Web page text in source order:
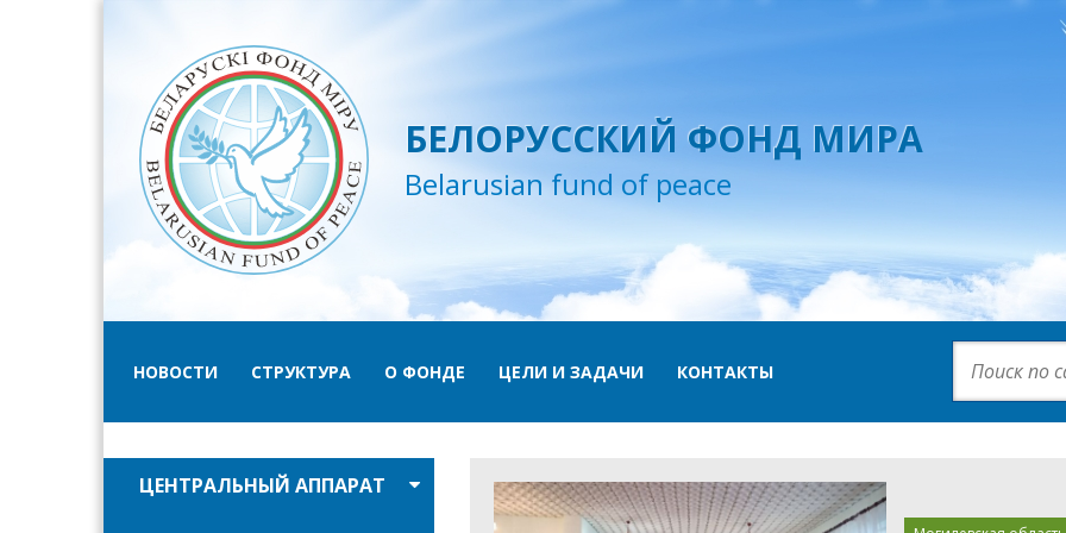
БЕЛОРУССКИЙ ФОНД МИРА
Belarusian fund of peace
НОВОСТИ СТРУКТУРА О ФОНДЕ ЦЕЛИ И ЗАДАЧИ КОНТАКТЫ
ЦЕНТРАЛЬНЫЙ АППАРАТ